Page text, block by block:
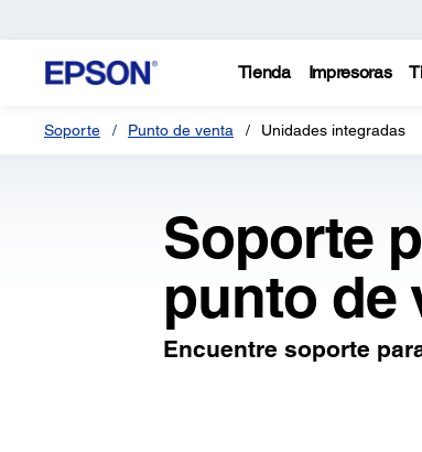
Tienda Impresoras
Soporte Punto de venta Unidades integradas
Soporte
punto de
Encuentre soporte